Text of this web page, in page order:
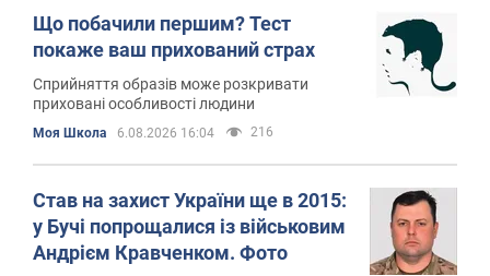
Що побачили першим? Тест
покаже ваш прихований страх
Сприйняття образів може розкривати
приховані особливості людини
Моя Школа 6.08.2026 16:04 216
Став на захист України ще в 2015:
у Бучі попрощалися із військовим
Андрієм Кравченком. Фото